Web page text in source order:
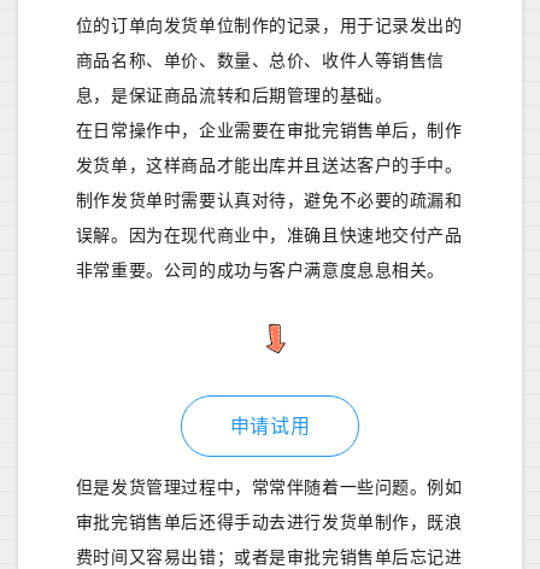
位的订单向发货单位制作的记录，用于记录发出的
商品名称、单价、数量、总价、收件人等销售信
息，是保证商品流转和后期管理的基础。
在日常操作中，企业需要在审批完销售单后，制作
发货单，这样商品才能出库并且送达客户的手中。
制作发货单时需要认真对待，避免不必要的疏漏和
误解。因为在现代商业中，准确且快速地交付产品
非常重要。公司的成功与客户满意度息息相关。
申请试用
但是发货管理过程中，常常伴随着一些问题。例如
审批完销售单后还得手动去进行发货单制作，既浪
费时间又容易出错；或者是审批完销售单后忘记进